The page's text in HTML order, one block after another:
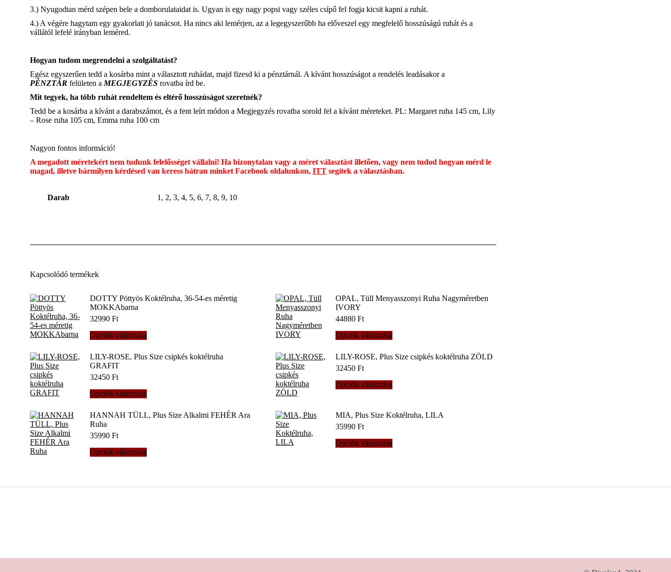
3.) Nyugodtan mérd szépen bele a domborulataidat is. Ugyan is egy nagy popsi vagy széles csípő fel fogja kicsit kapni a ruhát.
4.) A végére hagytam egy gyakorlati jó tanácsot. Ha nincs aki lemérjen, az a legegyszerűbb ha előveszel egy megfelelő hosszúságú ruhát és a
vállától lefelé irányban leméred.
Hogyan tudom megrendelni a szolgáltatást?
Egész egyszerűen tedd a kosárba mint a választott ruhádat, majd fizesd ki a pénztárnál. A kívánt hosszúságot a rendelés leadásakor a
PÉNZTÁR felületen a MEGJEGYZÉS rovatba írd be.
Mit tegyek, ha több ruhát rendeltem és eltérő hosszúságot szeretnék?
Tedd be a kosárba a kívánt a darabszámot, és a fent leírt módon a Megjegyzés rovatba sorold fel a kívánt méreteket. PL: Margaret ruha 145 cm, Lily
– Rose ruha 105 cm, Emma ruha 100 cm
Nagyon fontos információ!
A megadott méretekért nem tudunk felelősséget vállalni! Ha bizonytalan vagy a méret választást illetően, vagy nem tudod hogyan mérd le
magad, illetve bármilyen kérdésed van keress bátran minket Facebook oldalunkon, ITT segítek a választásban.
Darab 1, 2, 3, 4, 5, 6, 7, 8, 9, 10
Kapcsolódó termékek
DOTTY Pöttyös Koktélruha, 36-54-es méretig
MOKKAbarna
32990 Ft
Opciók választása
terméknek
több
A
változatok
termékoldalon
OPAL, Tüll Menyasszonyi Ruha Nagyméretben
IVORY
44880 Ft
Opciók választása
terméknek
több
van.
A
termékoldalon
LILY-ROSE, Plus Size csipkés koktélruha
GRAFIT
32450 Ft
Opciók választása
terméknek
több
A
változatok
LILY-ROSE, Plus Size csipkés koktélruha ZÖLD
32450 Ft
Opciók választása
több
variációja
A
változatok
HANNAH TÜLL, Plus Size Alkalmi FEHÉR Ara
Ruha
35990 Ft
Opciók választása
variációja
MIA, Plus Size Koktélruha, LILA
35990 Ft
Opciók választása
van.